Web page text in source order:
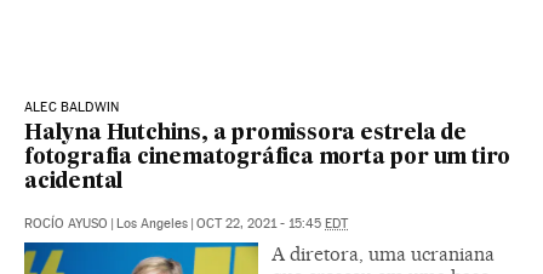
ALEC BALDWIN
Halyna Hutchins, a promissora estrela de
fotografia cinematográfica morta por um tiro
acidental
ROCÍO AYUSO Los Angeles OCT 22, 2021 - 15:45 EDT
A diretora, uma ucraniana